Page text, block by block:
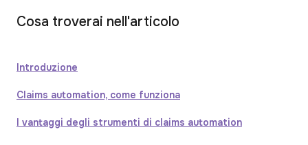
Cosa troverai nell'articolo
Introduzione
Claims automation, come funziona
I vantaggi degli strumenti di claims automation